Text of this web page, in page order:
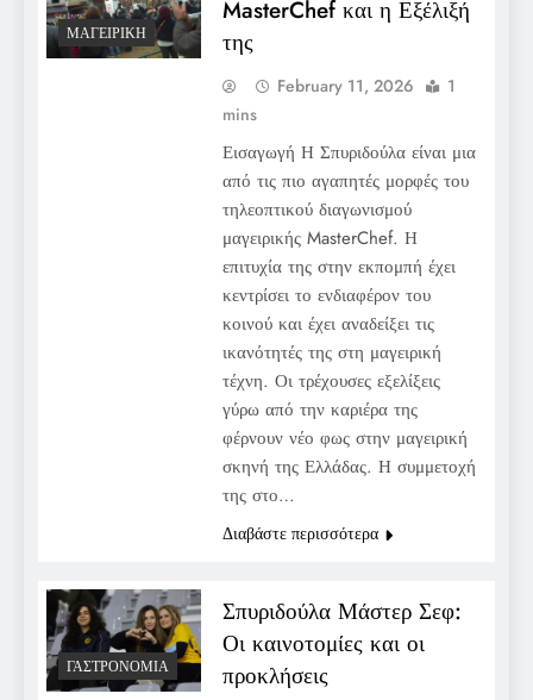
ΜΑΓΕΙΡΙΚΉ
MasterChef και η Εξέλιξή
της
February 11, 2026
1
mins
Εισαγωγή Η Σπυριδούλα είναι μια
από τις πιο αγαπητές μορφές του
τηλεοπτικού διαγωνισμού
μαγειρικής MasterChef. Η
επιτυχία της στην εκπομπή έχει
κεντρίσει το ενδιαφέρον του
κοινού και έχει αναδείξει τις
ικανότητές της στη μαγειρική
τέχνη. Οι τρέχουσες εξελίξεις
γύρω από την καριέρα της
φέρνουν νέο φως στην μαγειρική
σκηνή της Ελλάδας. Η συμμετοχή
της στο…
Διαβάστε περισσότερα
ΓΑΣΤΡΟΝΟΜΊΑ
Σπυριδούλα Μάστερ Σεφ:
Οι καινοτομίες και οι
προκλήσεις